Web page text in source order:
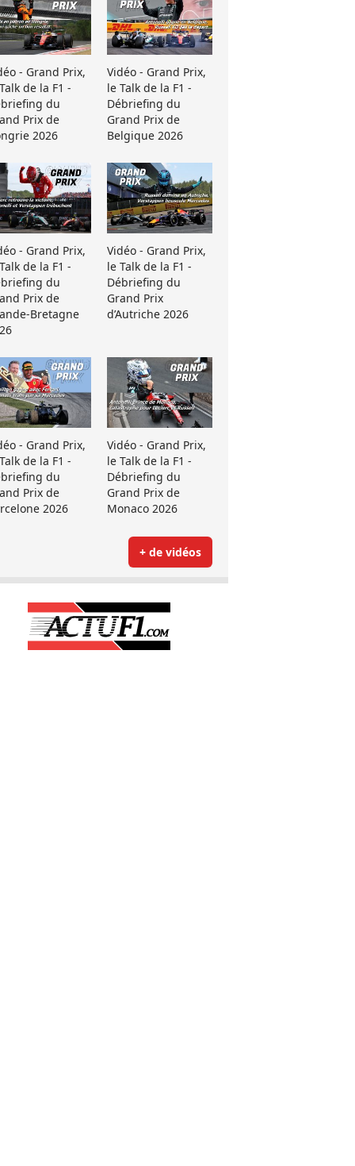
- Grand Prix,
de la F1 -
du
Prix de
2026
Vidéo - Grand Prix,
le Talk de la F1 -
Débriefing du
Grand Prix de
Belgique 2026
- Grand Prix,
de la F1 -
du
Prix de
Bretagne
Vidéo - Grand Prix,
le Talk de la F1 -
Débriefing du
Grand Prix
d’Autriche 2026
- Grand Prix,
de la F1 -
du
Prix de
2026
Vidéo - Grand Prix,
le Talk de la F1 -
Débriefing du
Grand Prix de
Monaco 2026
+ de vidéos